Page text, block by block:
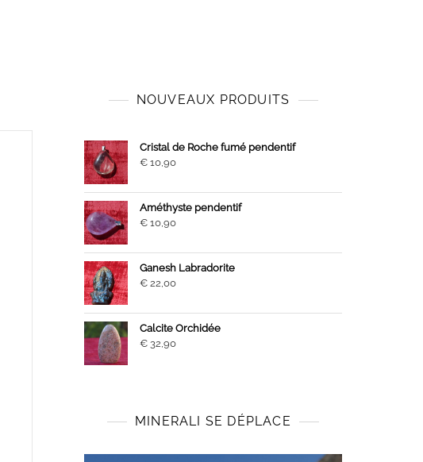
NOUVEAUX PRODUITS
Cristal de Roche fumé pendentif
€ 10,90
Améthyste pendentif
€ 10,90
Ganesh Labradorite
€ 22,00
Calcite Orchidée
€ 32,90
MINERALI SE DÉPLACE